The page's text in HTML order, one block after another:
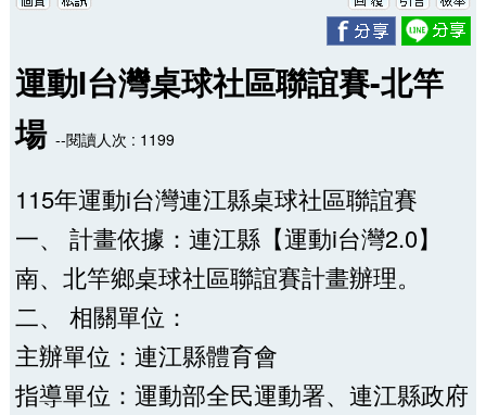
運動I台灣桌球社區聯誼賽-北竿
場 --閱讀人次 : 1199
115年運動i台灣連江縣桌球社區聯誼賽
一、 計畫依據：連江縣【運動i台灣2.0】
南、北竿鄉桌球社區聯誼賽計畫辦理。
二、 相關單位：
主辦單位：連江縣體育會
指導單位：運動部全民運動署、連江縣政府